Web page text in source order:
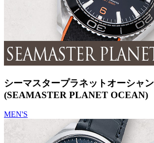
シーマスタープラネットオーシャン
(SEAMASTER PLANET OCEAN)
MEN'S